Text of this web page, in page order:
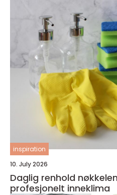
inspiration
10. July 2026
Daglig renhold nøkkelen til et sunt og
profesjonelt inneklima